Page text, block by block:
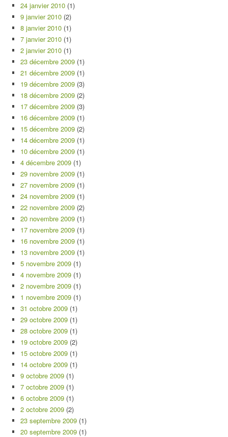
24 janvier 2010 (1)
9 janvier 2010 (2)
8 janvier 2010 (1)
7 janvier 2010 (1)
2 janvier 2010 (1)
23 décembre 2009 (1)
21 décembre 2009 (1)
19 décembre 2009 (3)
18 décembre 2009 (2)
17 décembre 2009 (3)
16 décembre 2009 (1)
15 décembre 2009 (2)
14 décembre 2009 (1)
10 décembre 2009 (1)
4 décembre 2009 (1)
29 novembre 2009 (1)
27 novembre 2009 (1)
24 novembre 2009 (1)
22 novembre 2009 (2)
20 novembre 2009 (1)
17 novembre 2009 (1)
16 novembre 2009 (1)
13 novembre 2009 (1)
5 novembre 2009 (1)
4 novembre 2009 (1)
2 novembre 2009 (1)
1 novembre 2009 (1)
31 octobre 2009 (1)
29 octobre 2009 (1)
28 octobre 2009 (1)
19 octobre 2009 (2)
15 octobre 2009 (1)
14 octobre 2009 (1)
9 octobre 2009 (1)
7 octobre 2009 (1)
6 octobre 2009 (1)
2 octobre 2009 (2)
23 septembre 2009 (1)
20 septembre 2009 (1)